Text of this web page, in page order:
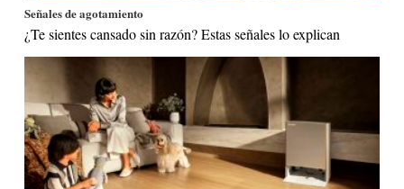
Señales de agotamiento
¿Te sientes cansado sin razón? Estas señales lo explican